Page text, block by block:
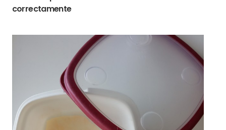
correctamente